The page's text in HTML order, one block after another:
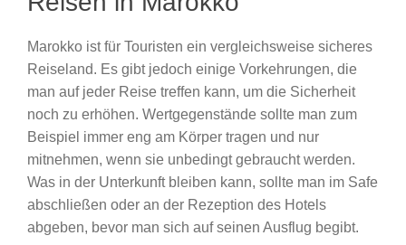
Marokko ist für Touristen ein vergleichsweise sicheres
Reiseland. Es gibt jedoch einige Vorkehrungen, die
man auf jeder Reise treffen kann, um die Sicherheit
noch zu erhöhen. Wertgegenstände sollte man zum
Beispiel immer eng am Körper tragen und nur
mitnehmen, wenn sie unbedingt gebraucht werden.
Was in der Unterkunft bleiben kann, sollte man im Safe
abschließen oder an der Rezeption des Hotels
abgeben, bevor man sich auf seinen Ausflug begibt.